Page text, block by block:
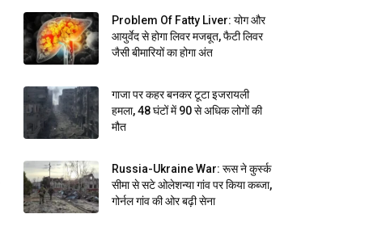
Problem Of Fatty Liver: योग और
आयुर्वेद से होगा लिवर मजबूत, फैटी लिवर
जैसी बीमारियों का होगा अंत
गाजा पर कहर बनकर टूटा इजरायली
हमला, 48 घंटों में 90 से अधिक लोगों की
मौत
Russia-Ukraine War: रूस ने कुर्स्क
सीमा से सटे ओलेशन्या गांव पर किया कब्जा,
गोर्नल गांव की ओर बढ़ी सेना